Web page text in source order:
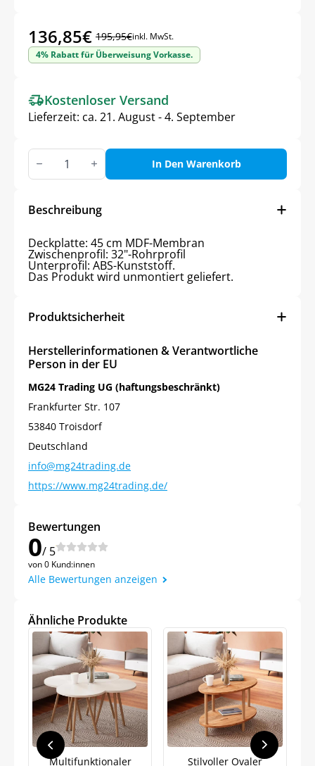
195,95€
Ursprünglicher
Preis
195,95€
136,85€
Aktueller
Preis
136,85€.
inkl. MwSt.
4% Rabatt für Überweisung Vorkasse.
Kostenloser Versand
Lieferzeit: ca. 21. August - 4. September
Milano
3-
teiliger
matt,
Rillen
Menge
In Den Warenkorb
Beschreibung
Deckplatte: 45 cm MDF-Membran
Zwischenprofil: 32"-Rohrprofil
Unterprofil: ABS-Kunststoff.
Das Produkt wird unmontiert geliefert.
Produktsicherheit
Herstellerinformationen & Verantwortliche
Person in der EU
MG24 Trading UG (haftungsbeschränkt)
Frankfurter Str. 107
53840 Troisdorf
Deutschland
info@mg24trading.de
https://www.mg24trading.de/
Bewertungen
0/ 5
von 0 Kund:innen
Alle Bewertungen anzeigen
Ähnliche Produkte
Multifunktionaler
Stilvoller Ovaler